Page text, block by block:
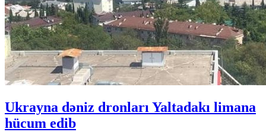
Ukrayna dəniz dronları Yaltadakı limana
hücum edib